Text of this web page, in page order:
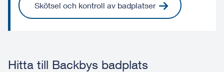
Skötsel och kontroll av badplatser
Hitta till Backbys badplats